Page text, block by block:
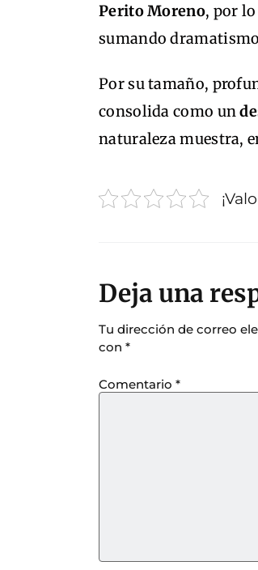
Perito Moreno, por
sumando
Por su tamaño,
consolida como un
naturaleza muestra,
Deja una
Tu dirección de correo
con *
Comentario *